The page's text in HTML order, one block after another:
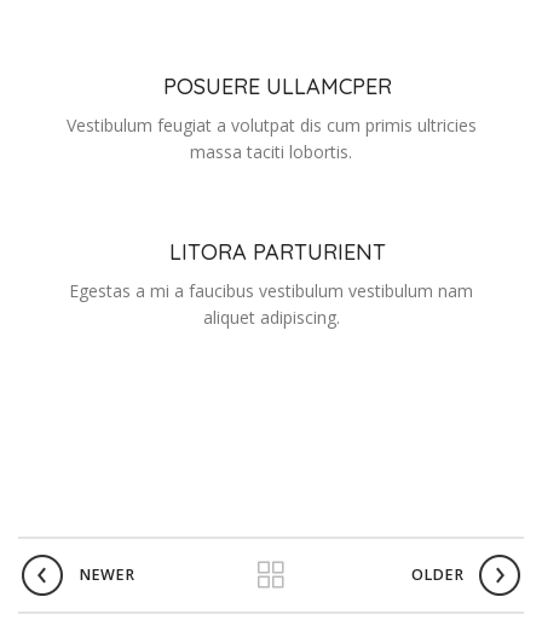
POSUERE ULLAMCPER
Vestibulum feugiat a volutpat dis cum primis ultricies
massa taciti lobortis.
LITORA PARTURIENT
Egestas a mi a faucibus vestibulum vestibulum nam
aliquet adipiscing.
NEWER OLDER